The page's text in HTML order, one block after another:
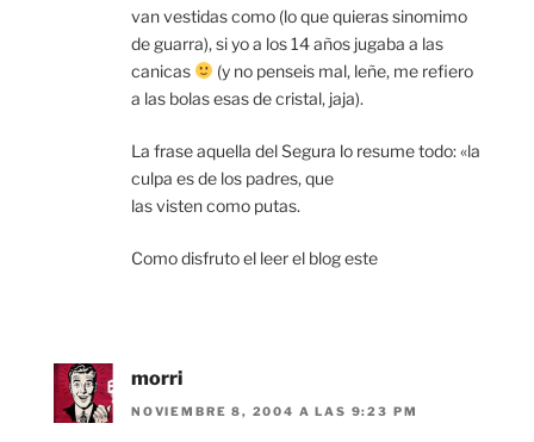
van vestidas como (lo que quieras sinomimo
de guarra), si yo a los 14 años jugaba a las
canicas
(y no penseis mal, leñe, me refiero
a las bolas esas de cristal, jaja).
La frase aquella del Segura lo resume todo: «la
culpa es de los padres, que
las visten como putas.
Como disfruto el leer el blog este
morri
NOVIEMBRE 8, 2004 A LAS 9:23 PM